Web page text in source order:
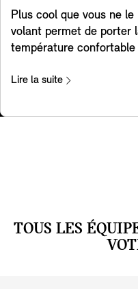
réglementations
Plus cool que vous ne
volant permet de porter
température
pendant que vous
Lire la suite
TOUS LES